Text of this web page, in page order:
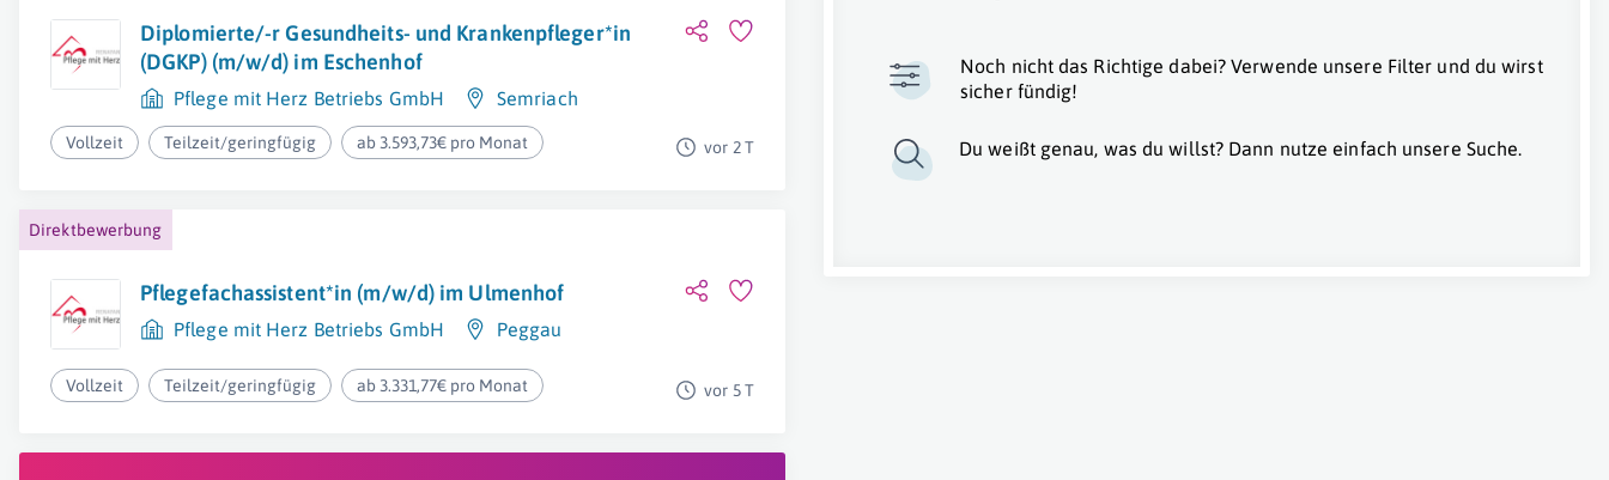
Diplomierte/-r Gesundheits- und Krankenpfleger*in
(DGKP) (m/w/d) im Eschenhof
Pflege mit Herz Betriebs GmbH Semriach
Vollzeit Teilzeit/geringfügig ab 3.593,73€ pro Monat vor 2 T
Direktbewerbung
Pflegefachassistent*in (m/w/d) im Ulmenhof
Pflege mit Herz Betriebs GmbH Peggau
Vollzeit Teilzeit/geringfügig ab 3.331,77€ pro Monat vor 5 T
Noch nicht das Richtige dabei? Verwende unsere Filter und du wirst
sicher fündig!
Du weißt genau, was du willst? Dann nutze einfach unsere Suche.